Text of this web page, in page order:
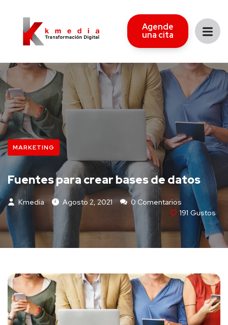
Agende
una cita
MARKETING
Fuentes para crear bases de datos
Kmedia Agosto 2, 2021
0 Comentarios
191 Gustos